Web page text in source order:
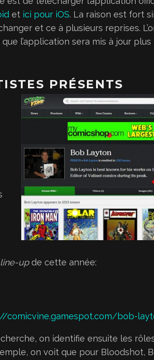
et ici pour iOS. La raison est fort
et ce à plusieurs reprises.
l’application sera mis à jour
PRÉSENTS
line-upde cette année:
comicvine.gamespot.com/bob-
on identifie ensuite les
on voit que pour Bloodshot,